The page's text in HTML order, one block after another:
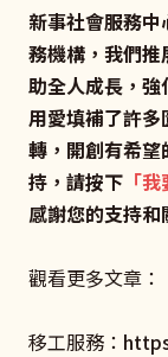
新事社會服務
務機構，我們
助全人成長，
用愛填補了許
轉，開創有希
持，請按下 「我
感謝您的支持和
觀看更多文章：
移工服務：